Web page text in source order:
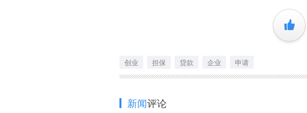
+1
创业 担保 贷款 企业 申请
新闻评论